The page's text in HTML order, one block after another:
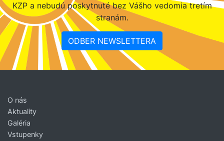
KZP a nebudú poskytnuté bez Vášho vedomia tretím
stranám.
ODBER NEWSLETTERA
O nás
Aktuality
Galéria
Vstupenky